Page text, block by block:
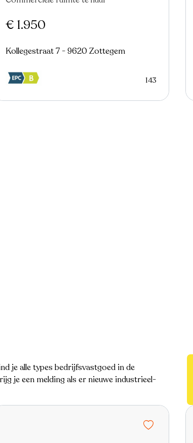
€ 1.950
Kollegestraat 7 - 9620 Zottegem
143
je alle types bedrijfsvastgoed in de
je een melding als er nieuwe industrieel-